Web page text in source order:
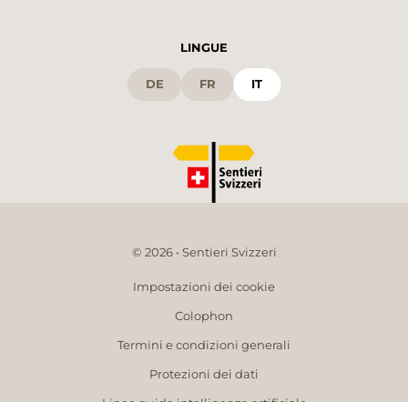
LINGUE
DE FR IT
© 2026 • Sentieri Svizzeri
Impostazioni dei cookie
Colophon
Termini e condizioni generali
Protezioni dei dati